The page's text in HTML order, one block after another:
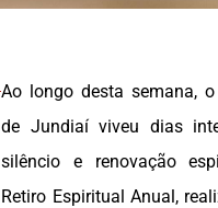
Ao longo desta semana,
de Jundiaí viveu dias
silêncio e renovação
Retiro Espiritual Anual,